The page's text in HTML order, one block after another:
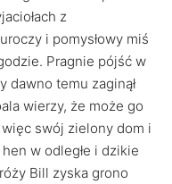
z
i pomysłowy miś
Pragnie pójść w
dawno temu zaginął
wierzy, że może go
swój zielony dom i
w odległe i dzikie
Bill zyska grono